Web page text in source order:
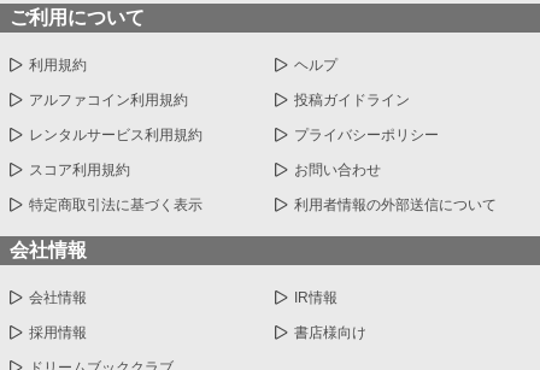
ご利用について
利用規約 ヘルプ
アルファコイン利用規約 投稿ガイドライン
レンタルサービス利用規約 プライバシーポリシー
スコア利用規約 お問い合わせ
特定商取引法に基づく表示 利用者情報の外部送信について
会社情報
会社情報 IR情報
採用情報 書店様向け